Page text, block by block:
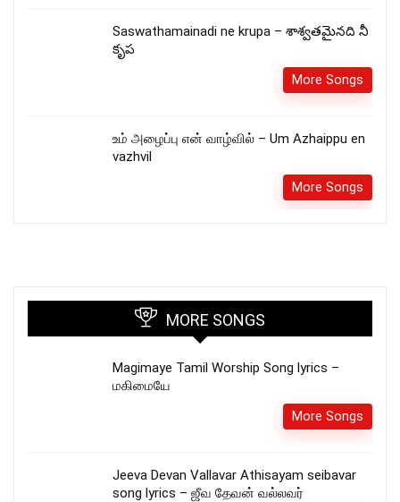
Saswathamainadi ne krupa – శాశ్వతమైనది నీ
కృప
More Songs
உம் அழைப்பு என் வாழ்வில் – Um Azhaippu en
vazhvil
More Songs
MORE SONGS
Magimaye Tamil Worship Song lyrics –
மகிமையே
More Songs
Jeeva Devan Vallavar Athisayam seibavar
song lyrics – ஜீவ தேவன் வல்லவர்